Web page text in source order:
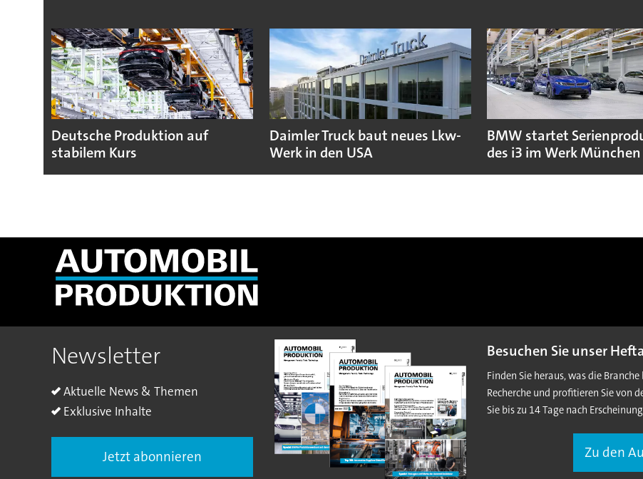
Deutsche Produktion auf
stabilem Kurs
Daimler Truck baut neues Lkw-
Werk in den USA
BMW startet
des i3 im Werk München
Newsletter
Aktuelle News & Themen
Exklusive Inhalte
Jetzt abonnieren
Besuchen Sie unser
Finden Sie heraus, was die
Recherche und profitieren Sie von
Sie bis zu 14 Tage nach
Zu den